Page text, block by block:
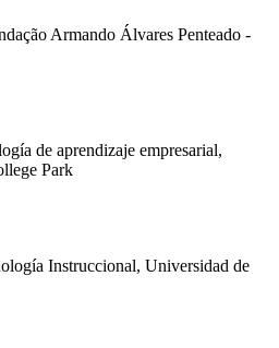
Armando Álvares Penteado -
de aprendizaje empresarial,
Park
Instruccional, Universidad de